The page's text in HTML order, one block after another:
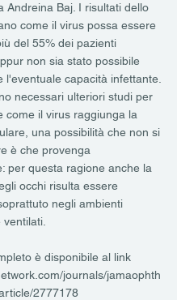
Andreina Baj. I risultati dello
come il virus possa essere
del 55% dei pazienti
non sia stato possibile
l'eventuale capacità infettante.
necessari ulteriori studi per
come il virus raggiunga la
una possibilità che non si
è che provenga
per questa ragione anche la
occhi risulta essere
negli ambienti
è disponibile al link
journals/jamaophth
2777178